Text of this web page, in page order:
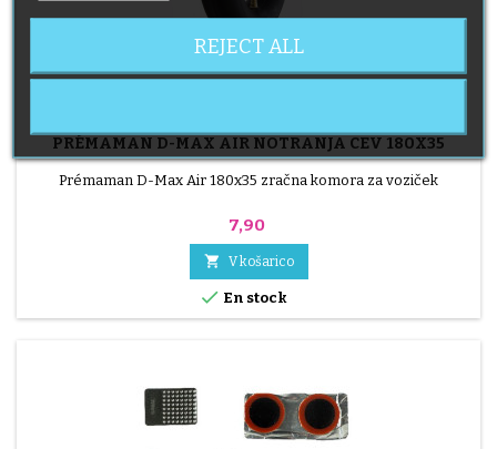
PRÉMAMAN D-MAX AIR NOTRANJA CEV 180X35
Prémaman D-Max Air 180x35 zračna komora za voziček
Cena
7,90
 V košarico
 En stock
REJECT ALL